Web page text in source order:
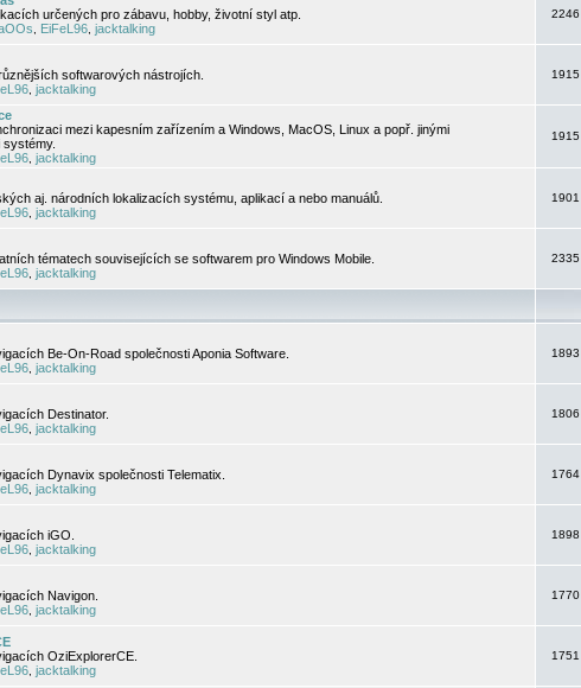
určených pro zábavu, hobby, životní styl atp.
EiFeL96 jacktalking
2246
softwarových nástrojích.
jacktalking
1915
mezi kapesním zařízením a Windows, MacOS, Linux a popř. jinými
jacktalking
1915
aj. národních lokalizacích systému, aplikací a nebo manuálů.
jacktalking
1901
tématech souvisejících se softwarem pro Windows Mobile.
jacktalking
2335
Be-On-Road společnosti Aponia Software.
jacktalking
1893
Destinator.
jacktalking
1806
Dynavix společnosti Telematix.
jacktalking
1764
iGO.
jacktalking
1898
Navigon.
jacktalking
1770
OziExplorerCE.
jacktalking
1751